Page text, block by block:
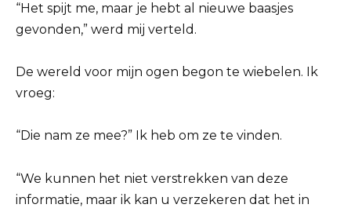
“Het spijt me, maar je hebt al nieuwe baasjes
gevonden,” werd mij verteld.
De wereld voor mijn ogen begon te wiebelen. Ik
vroeg:
“Die nam ze mee?” Ik heb om ze te vinden.
“We kunnen het niet verstrekken van deze
informatie, maar ik kan u verzekeren dat het in